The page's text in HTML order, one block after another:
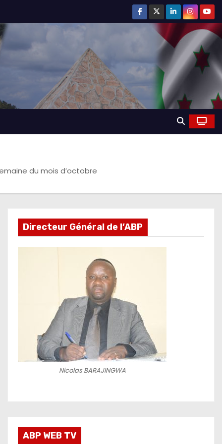
du mois d’octobre
Directeur Général de l’ABP
Nicolas BARAJINGWA
ABP WEB TV